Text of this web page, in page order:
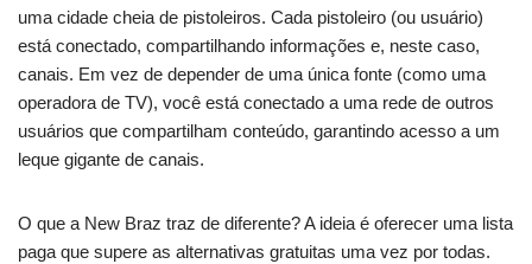
uma cidade cheia de pistoleiros. Cada pistoleiro (ou usuário)
está conectado, compartilhando informações e, neste caso,
canais. Em vez de depender de uma única fonte (como uma
operadora de TV), você está conectado a uma rede de outros
usuários que compartilham conteúdo, garantindo acesso a um
leque gigante de canais.
O que a New Braz traz de diferente? A ideia é oferecer uma lista
paga que supere as alternativas gratuitas uma vez por todas.